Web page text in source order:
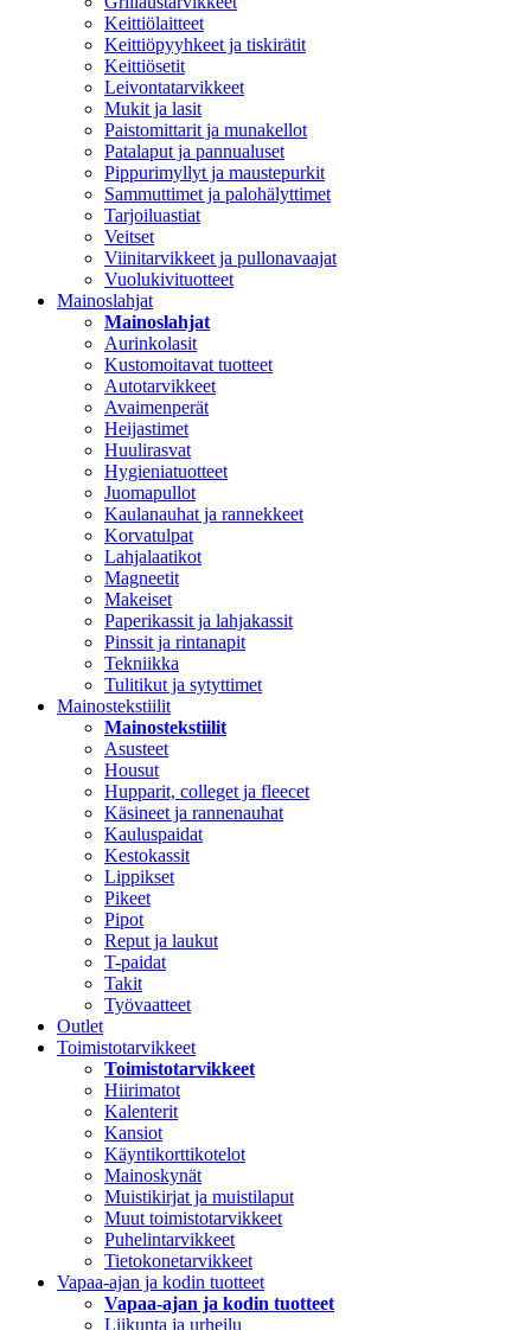
Keittiölaitteet
Keittiöpyyhkeet ja tiskirätit
Keittiösetit
Leivontatarvikkeet
Mukit ja lasit
Paistomittarit ja munakellot
Patalaput ja pannualuset
Pippurimyllyt ja maustepurkit
Sammuttimet ja palohälyttimet
Tarjoiluastiat
Veitset
Viinitarvikkeet ja pullonavaajat
Vuolukivituotteet
Mainoslahjat
Mainoslahjat
Aurinkolasit
Kustomoitavat tuotteet
Autotarvikkeet
Avaimenperät
Heijastimet
Huulirasvat
Hygieniatuotteet
Juomapullot
Kaulanauhat ja rannekkeet
Korvatulpat
Lahjalaatikot
Magneetit
Makeiset
Paperikassit ja lahjakassit
Pinssit ja rintanapit
Tekniikka
Tulitikut ja sytyttimet
Mainostekstiilit
Mainostekstiilit
Asusteet
Housut
Hupparit, colleget ja fleecet
Käsineet ja rannenauhat
Kauluspaidat
Kestokassit
Lippikset
Pikeet
Pipot
Reput ja laukut
T-paidat
Takit
Työvaatteet
Outlet
Toimistotarvikkeet
Toimistotarvikkeet
Hiirimatot
Kalenterit
Kansiot
Käyntikorttikotelot
Mainoskynät
Muistikirjat ja muistilaput
Muut toimistotarvikkeet
Puhelintarvikkeet
Tietokonetarvikkeet
Vapaa-ajan ja kodin tuotteet
Vapaa-ajan ja kodin tuotteet
Liikunta ja urheilu